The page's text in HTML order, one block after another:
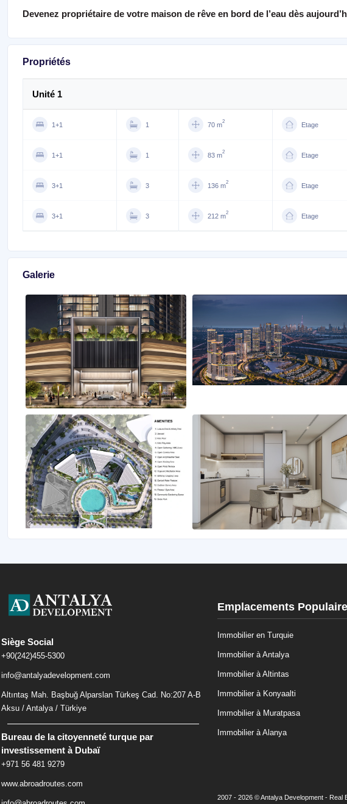
Devenez propriétaire de votre maison de rêve en bord de l’eau dès
Propriétés
Unité 1
1+1 1 70 m2 Etage
1+1 1 83 m2 Etage
3+1 3 136 m2 Etage
3+1 3 212 m2 Etage
Galerie
Siège Social
+90(242)455-5300
info@antalyadevelopment.com
Altıntaş Mah. Başbuğ Alparslan Türkeş Cad. No:207 A-B
Aksu / Antalya / Türkiye
Bureau de la citoyenneté turque par
investissement à Dubaï
+971 56 481 9279
www.abroadroutes.com
Emplacements
Immobilier en Turquie
Immobilier à Antalya
Immobilier à Altintas
Immobilier à Konyaalti
Immobilier à Muratpasa
Immobilier à Alanya
2007 - 2026 © Antalya Development - Real